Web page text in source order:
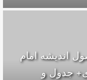
اندیشه امام
جدول و